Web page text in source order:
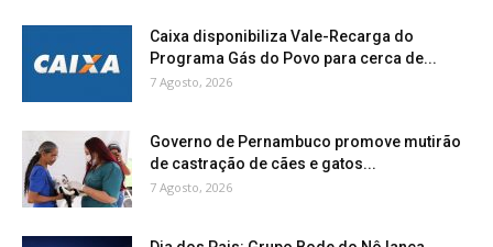
Caixa disponibiliza Vale-Recarga do
Programa Gás do Povo para cerca de...
7 Agosto, 2026
Governo de Pernambuco promove mutirão
de castração de cães e gatos...
7 Agosto, 2026